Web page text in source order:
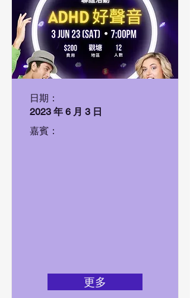
日期：
2023 年 6 月 3 日
嘉賓：
更多